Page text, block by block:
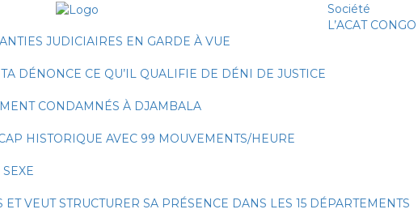
Société
L’ACAT CONGO
JUDICIAIRES EN GARDE À VUE
DÉNONCE CE QU’IL QUALIFIE DE DÉNI DE JUSTICE
CONDAMNÉS À DJAMBALA
HISTORIQUE AVEC 99 MOUVEMENTS/HEURE
VEUT STRUCTURER SA PRÉSENCE DANS LES 15 DÉPARTEMENTS